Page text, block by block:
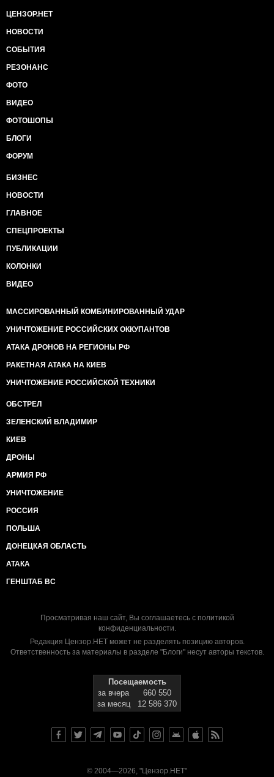
ЦЕНЗОР.НЕТ
НОВОСТИ
СОБЫТИЯ
РЕЗОНАНС
ФОТО
ВИДЕО
ФОТОШОПЫ
БЛОГИ
ФОРУМ
БИЗНЕС
НОВОСТИ
ГЛАВНОЕ
СПЕЦПРОЕКТЫ
ПУБЛИКАЦИИ
КОЛОНКИ
ВИДЕО
МАССИРОВАННЫЙ КОМБИНИРОВАННЫЙ УДАР
УНИЧТОЖЕНИЕ РОССИЙСКИХ ОККУПАНТОВ
АТАКА ДРОНОВ НА РЕГИОНЫ РФ
РАКЕТНАЯ АТАКА НА КИЕВ
УНИЧТОЖЕНИЕ РОССИЙСКОЙ ТЕХНИКИ
ОБСТРЕЛ
ЗЕЛЕНСКИЙ ВЛАДИМИР
КИЕВ
ДРОНЫ
АРМИЯ РФ
УНИЧТОЖЕНИЕ
РОССИЯ
ПОЛЬША
ДОНЕЦКАЯ ОБЛАСТЬ
АТАКА
ГЕНШТАБ ВС
Просматривая наш сайт, Вы соглашаетесь с политикой
конфиденциальности.
Редакция Цензор.НЕТ может не разделять позицию авторов.
Ответственность за материалы в разделе "Блоги" несут авторы текстов.
Посещаемость
за вчера
660 550
за месяц
12 586 370
© 2004—2026, "Цензор.НЕТ"